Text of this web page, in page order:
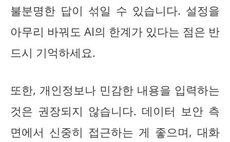
불분명한 답이 섞일 수 있습니다. 설정을
아무리 바꿔도 AI의 한계가 있다는 점은 반
드시 기억하세요.
또한, 개인정보나 민감한 내용을 입력하는
것은 권장되지 않습니다. 데이터 보안 측
면에서 신중히 접근하는 게 좋으며, 대화